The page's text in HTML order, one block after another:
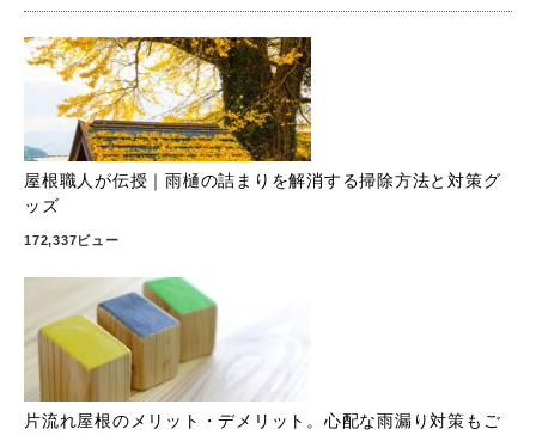
屋根職人が伝授｜雨樋の詰まりを解消する掃除方法と対策グ
ッズ
172,337ビュー
片流れ屋根のメリット・デメリット。心配な雨漏り対策もご